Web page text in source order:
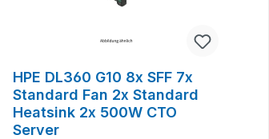
HPE DL360 G10 8x SFF 7x
Standard Fan 2x Standard
Heatsink 2x 500W CTO
Server